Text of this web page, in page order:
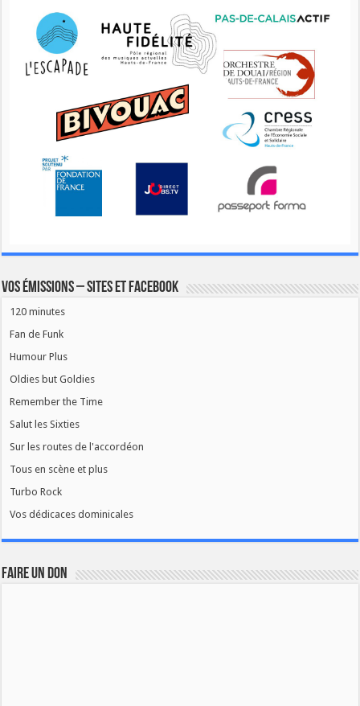
Vos émissions – Sites et Facebook
120 minutes
Fan de Funk
Humour Plus
Oldies but Goldies
Remember the Time
Salut les Sixties
Sur les routes de l'accordéon
Tous en scène et plus
Turbo Rock
Vos dédicaces dominicales
FAIRE UN DON